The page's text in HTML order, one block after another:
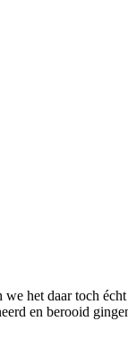
het daar toch
en berooid